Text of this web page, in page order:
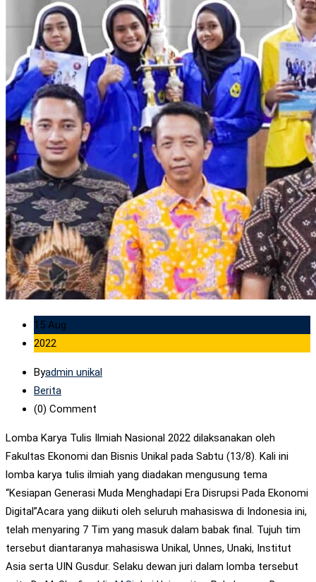
15 Aug
2022
Byadmin unikal
Berita
(0) Comment
Lomba Karya Tulis Ilmiah Nasional 2022 dilaksanakan oleh
Fakultas Ekonomi dan Bisnis Unikal pada Sabtu (13/8). Kali ini
lomba karya tulis ilmiah yang diadakan mengusung tema
“Kesiapan Generasi Muda Menghadapi Era Disrupsi Pada Ekonomi
Digital”Acara yang diikuti oleh seluruh mahasiswa di Indonesia ini,
telah menyaring 7 Tim yang masuk dalam babak final. Tujuh tim
tersebut diantaranya mahasiswa Unikal, Unnes, Unaki, Institut
Asia serta UIN Gusdur. Selaku dewan juri dalam lomba tersebut